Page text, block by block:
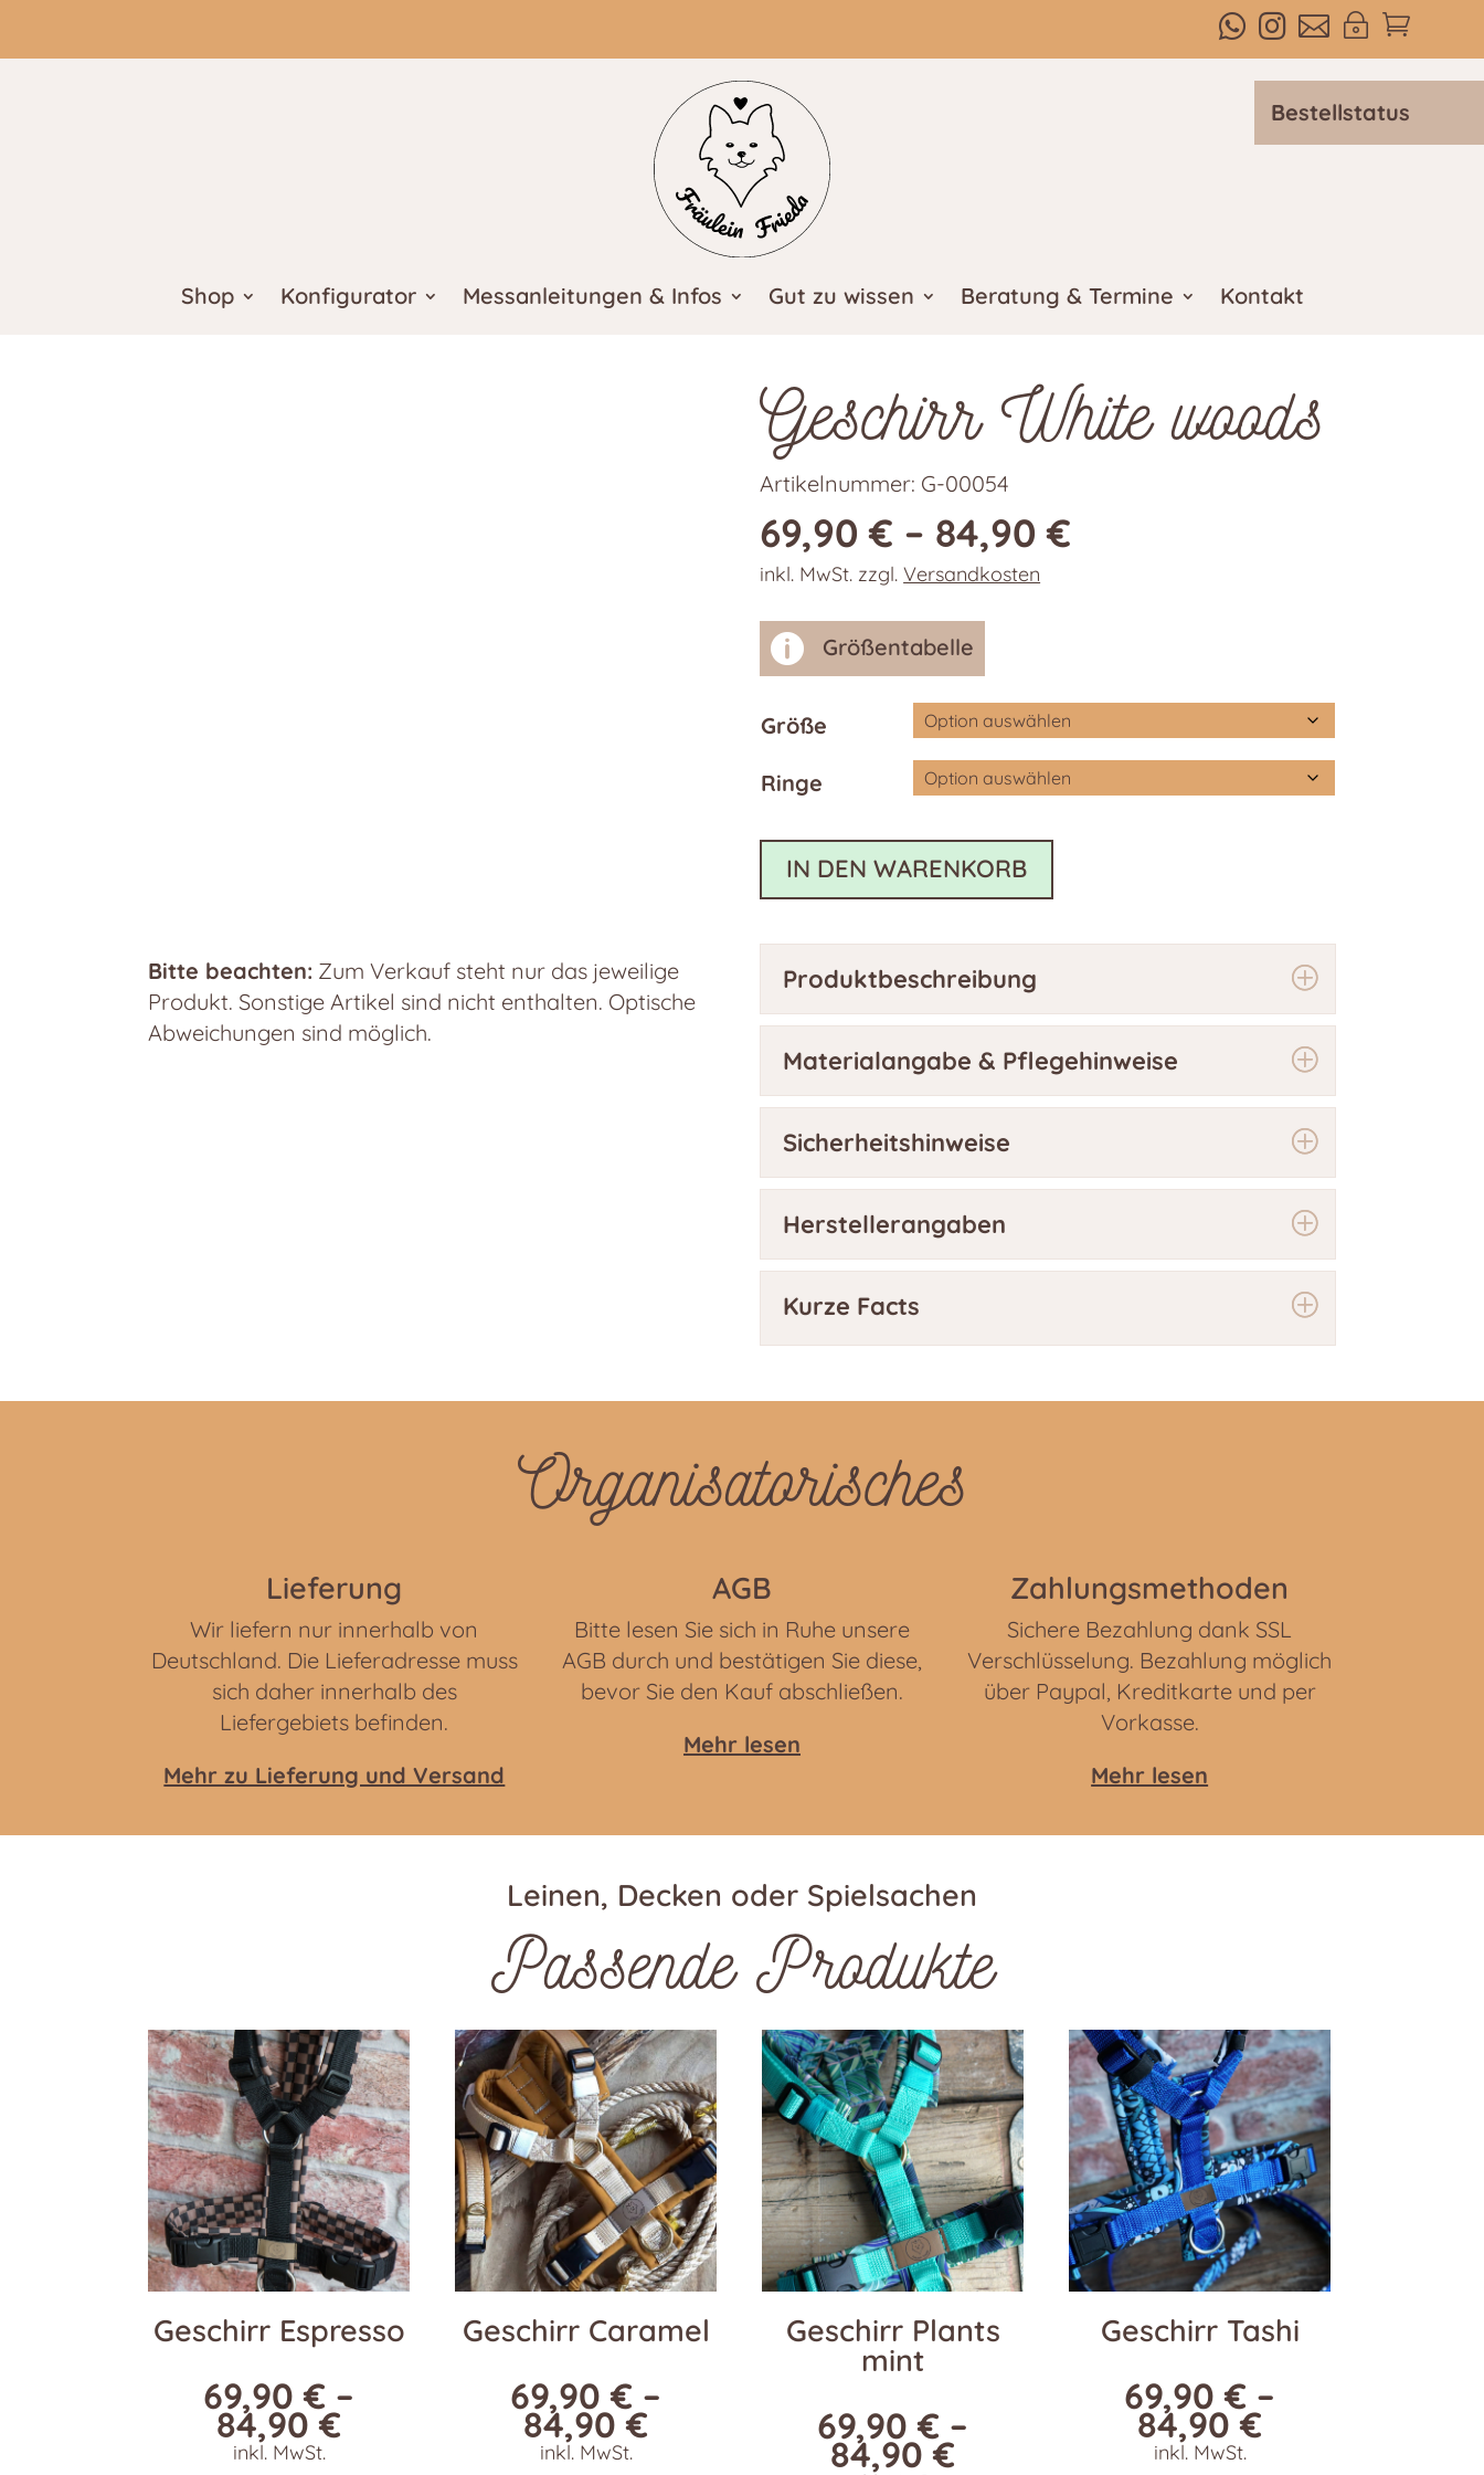

~



Bestellstatus
Shop Konfigurator Messanleitungen & Infos Gut zu wissen Beratung & Termine Kontakt
Bitte beachten: Zum Verkauf steht nur das jeweilige
Produkt. Sonstige Artikel sind nicht enthalten. Optische
Abweichungen sind möglich.
Geschirr White woods
Artikelnummer: G-00054
69,90€ – 84,90€
inkl. MwSt. zzgl.Versandkosten
 Größentabelle
Größe
Ringe
IN DEN WARENKORB
Produktbeschreibung
Materialangabe & Pflegehinweise
Sicherheitshinweise
Herstellerangaben
Kurze Facts
Organisatorisches
Lieferung
Wir liefern nur innerhalb von
Deutschland. Die Lieferadresse muss
sich daher innerhalb des
Liefergebiets befinden.
Mehr zu Lieferung und Versand
AGB
Bitte lesen Sie sich in Ruhe unsere
AGB durch und bestätigen Sie diese,
bevor Sie den Kauf abschließen.
Mehr lesen
Zahlungsmethoden
Sichere Bezahlung dank SSL
Verschlüsselung. Bezahlung möglich
über Paypal, Kreditkarte und per
Vorkasse.
Mehr lesen
Leinen, Decken oder Spielsachen
Passende Produkte
Geschirr Espresso
69,90€ –
84,90€
inkl. MwSt.
Geschirr Caramel
69,90€ –
84,90€
inkl. MwSt.
Geschirr Plants
mint
69,90€ –
84,90€
Geschirr Tashi
69,90€ –
84,90€
inkl. MwSt.